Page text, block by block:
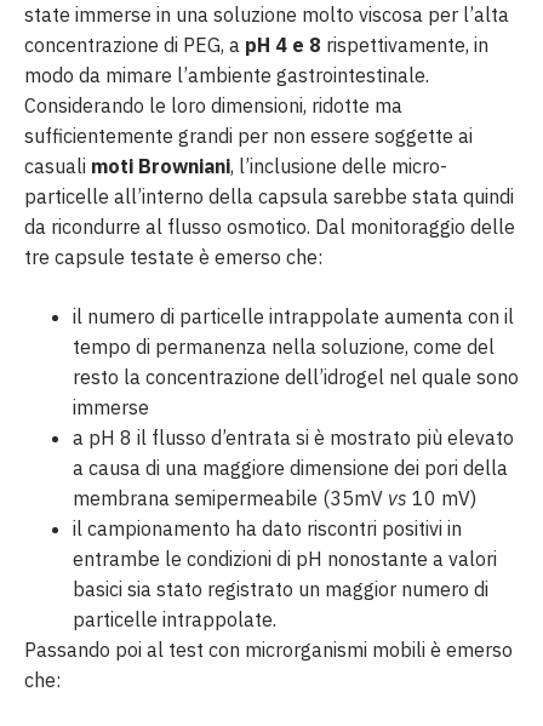
state immerse in una soluzione molto viscosa per l’alta
concentrazione di PEG, a pH 4 e 8 rispettivamente, in
modo da mimare l’ambiente gastrointestinale.
Considerando le loro dimensioni, ridotte ma
sufficientemente grandi per non essere soggette ai
casuali moti Browniani, l’inclusione delle micro-
particelle all’interno della capsula sarebbe stata quindi
da ricondurre al flusso osmotico. Dal monitoraggio delle
tre capsule testate è emerso che:
il numero di particelle intrappolate aumenta con il
tempo di permanenza nella soluzione, come del
resto la concentrazione dell’idrogel nel quale sono
immerse
a pH 8 il flusso d’entrata si è mostrato più elevato
a causa di una maggiore dimensione dei pori della
membrana semipermeabile (35mV vs 10 mV)
il campionamento ha dato riscontri positivi in
entrambe le condizioni di pH nonostante a valori
basici sia stato registrato un maggior numero di
particelle intrappolate.
Passando poi al test con microrganismi mobili è emerso
che: